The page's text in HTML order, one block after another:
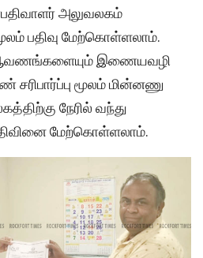
அலுவலகம்
பதிவு மேற்கொள்ளலாம்.
இணையவழி
மூலம் மின்னணு
நேரில் வந்து
மேற்கொள்ளலாம்.